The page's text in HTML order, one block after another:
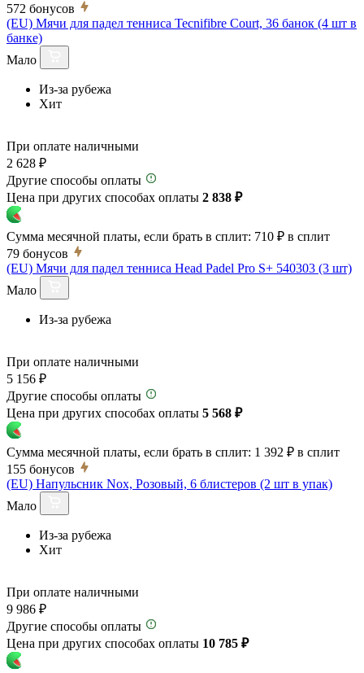
572 бонусов
(EU) Мячи для падел тенниса Tecnifibre Court, 36 банок (4 шт в
банке)
Мало
Из-за рубежа
Хит
При оплате наличными
2 628 ₽
Другие способы оплаты
Цена при других способах оплаты 2 838 ₽
Сумма месячной платы, если брать в сплит: 710 ₽ в сплит
79 бонусов
(EU) Мячи для падел тенниса Head Padel Pro S+ 540303 (3 шт)
Мало
Из-за рубежа
При оплате наличными
5 156 ₽
Другие способы оплаты
Цена при других способах оплаты 5 568 ₽
Сумма месячной платы, если брать в сплит: 1 392 ₽ в сплит
155 бонусов
(EU) Напульсник Nox, Розовый, 6 блистеров (2 шт в упак)
Мало
Из-за рубежа
Хит
При оплате наличными
9 986 ₽
Другие способы оплаты
Цена при других способах оплаты 10 785 ₽